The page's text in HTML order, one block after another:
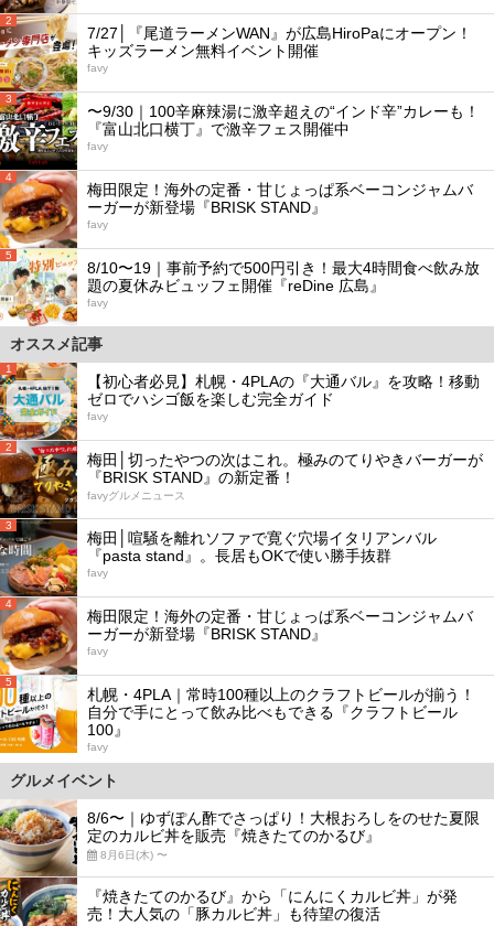
2
7/27│『尾道ラーメンWAN』が広島HiroPaにオープン！
キッズラーメン無料イベント開催
favy
3
〜9/30｜100辛麻辣湯に激辛超えの“インド辛”カレーも！
『富山北口横丁』で激辛フェス開催中
favy
4
梅田限定！海外の定番・甘じょっぱ系ベーコンジャムバ
ーガーが新登場『BRISK STAND』
favy
5
8/10〜19｜事前予約で500円引き！最大4時間食べ飲み放
題の夏休みビュッフェ開催『reDine 広島』
favy
オススメ記事
1
【初心者必見】札幌・4PLAの『大通バル』を攻略！移動
ゼロでハシゴ飯を楽しむ完全ガイド
favy
2
梅田│切ったやつの次はこれ。極みのてりやきバーガーが
『BRISK STAND』の新定番！
favyグルメニュース
3
梅田│喧騒を離れソファで寛ぐ穴場イタリアンバル
『pasta stand』。長居もOKで使い勝手抜群
favy
4
梅田限定！海外の定番・甘じょっぱ系ベーコンジャムバ
ーガーが新登場『BRISK STAND』
favy
5
札幌・4PLA｜常時100種以上のクラフトビールが揃う！
自分で手にとって飲み比べもできる『クラフトビール
100』
favy
グルメイベント
8/6〜｜ゆずぽん酢でさっぱり！大根おろしをのせた夏限
定のカルビ丼を販売『焼きたてのかるび』
8月6日(木) 〜
『焼きたてのかるび』から「にんにくカルビ丼」が発
売！大人気の「豚カルビ丼」も待望の復活